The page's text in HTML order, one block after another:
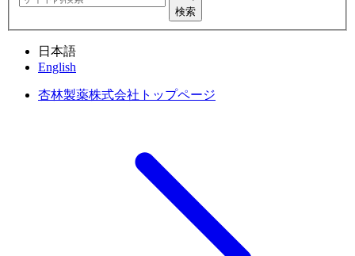
検索
日本語
English
杏林製薬株式会社トップページ